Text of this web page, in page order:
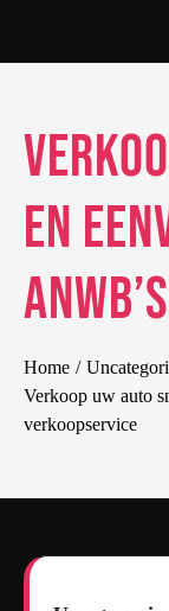
en
Home
Verkoop uw auto
verkoopservice